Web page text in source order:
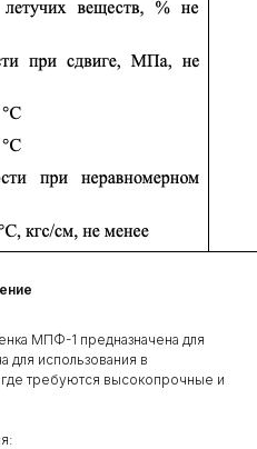
МПФ-1 предназначена для
для использования в
где требуются высокопрочные и